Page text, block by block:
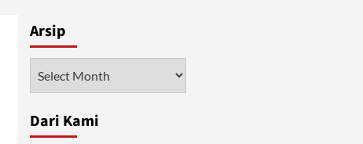
Arsip
Dari Kami